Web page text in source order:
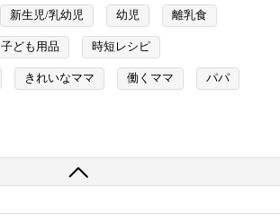
新生児/乳幼児 幼児 離乳食
子ども用品 時短レシピ
きれいなママ 働くママ パパ